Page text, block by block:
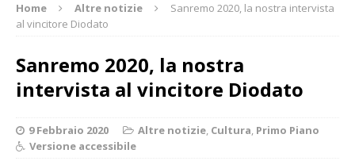
Home Altre notizie
Sanremo 2020, la nostra intervista
al vincitore Diodato
Sanremo 2020, la nostra
intervista al vincitore Diodato
9 Febbraio 2020 Altre notizie, Cultura, Primo Piano
Versione accessibile